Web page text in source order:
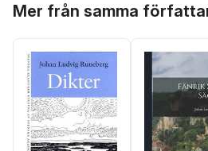
Mer från samma